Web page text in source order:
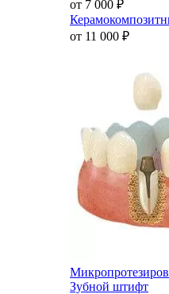
от 7 000 ₽
от 11 000 ₽
Зубной штифт